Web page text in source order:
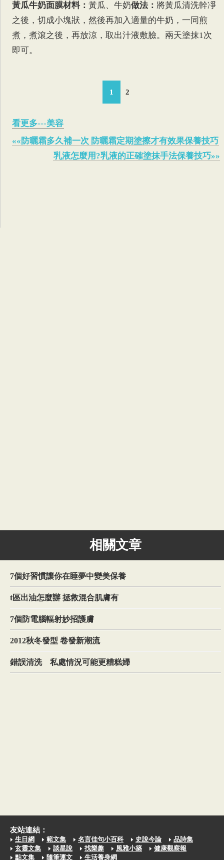
黃瓜牛奶面膜材料：黃瓜、牛奶做法： 將黃瓜清洗幹凈
之後，切成小塊狀，然後再加入適量的牛奶，一同煎
煮，煮滾之後，再放涼，取出汁液敷臉。兩天塗抹1次
即可。
1 2
看更多---美容
««防曬霜多久補一次 防曬霜定期塗擦才有效果保養技巧
乳液怎麼用?乳液的正確塗抹手法保養技巧»»
相關文章
7個好習慣讓你在睡夢中變美保養
t區出油怎麼辦 拯救混合肌膚有
7個防電腦輻射妙招護膚
2012秋冬發型 卷發新潮流
錯誤清洗 私處情況可能更糟糕婦
友站連結：
生日網 範文集 名言佳句小百科 史說今論
品詩集
玄靈文集
談星說 找樂趣 風雅小築
健康觀察報
點文集
隨筆運文 生活養身網